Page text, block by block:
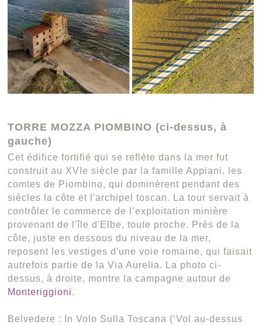
TORRE MOZZA PIOMBINO (ci-dessus, à
gauche)
Cet édifice fortifié qui se reflète dans la mer fut
construit au XVIe siècle par la famille Appiani, les
comtes de Piombino, qui dominèrent pendant des
siècles la côte et l'archipel toscan. La tour servait à
contrôler le commerce de l’exploitation minière
provenant de l'île d'Elbe, toute proche. Près de la
côte, juste en dessous du niveau de la mer,
reposent les vestiges d'une voie romaine, qui faisait
autrefois partie de la Via Aurelia. La photo ci-
dessus, à droite, montre la campagne autour de
Monteriggioni.
Belvedere : In Volo Sulla Toscana (‘Vol au-dessus